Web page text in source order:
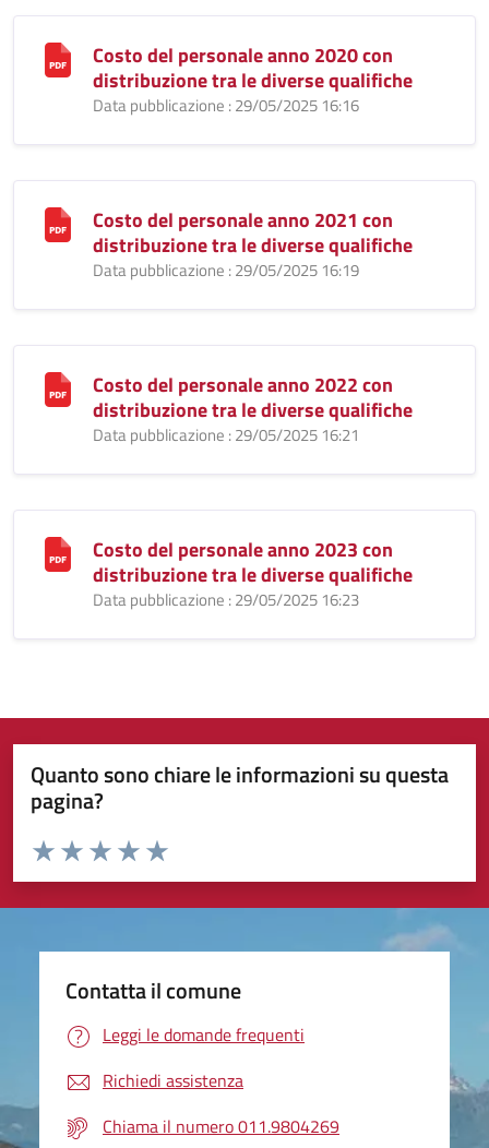
Costo del personale anno 2020 con
distribuzione tra le diverse qualifiche
Data pubblicazione : 29/05/2025 16:16
Costo del personale anno 2021 con
distribuzione tra le diverse qualifiche
Data pubblicazione : 29/05/2025 16:19
Costo del personale anno 2022 con
distribuzione tra le diverse qualifiche
Data pubblicazione : 29/05/2025 16:21
Costo del personale anno 2023 con
distribuzione tra le diverse qualifiche
Data pubblicazione : 29/05/2025 16:23
Quanto sono chiare le informazioni su questa
pagina?
Valuta da 1 a 5 stelle la pagina
Valuta 5 stelle su 5
Valuta 4 stelle su 5
Valuta 3 stelle su 5
Valuta 2 stelle su 5
Valuta 1 stelle su 5
Contatta il comune
Leggi le domande frequenti
Richiedi assistenza
Chiama il numero 011.9804269